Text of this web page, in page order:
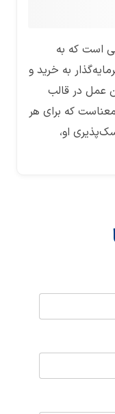
است که به
به خرید و
عمل در قالب
که برای هر
او،